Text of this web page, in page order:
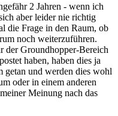
2 Jahren - wenn ich
aber leider nie richtig
die Frage in den Raum, ob
noch weiterzuführen.
der Groundhopper-Bereich
haben, haben dies ja
getan und werden dies wohl
oder in einem anderen
Meinung nach das